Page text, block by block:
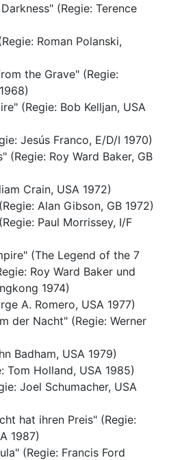
(Regie: Terence
Roman Polanski,
the Grave" (Regie:
(Regie: Bob Kelljan, USA
Jesús Franco, E/D/I 1970)
(Regie: Roy Ward Baker, GB
Crain, USA 1972)
Alan Gibson, GB 1972)
Paul Morrissey, I/F
(The Legend of the 7
Roy Ward Baker und
1974)
A. Romero, USA 1977)
der Nacht" (Regie: Werner
Badham, USA 1979)
Tom Holland, USA 1985)
Joel Schumacher, USA
hat ihren Preis" (Regie:
1987)
(Regie: Francis Ford